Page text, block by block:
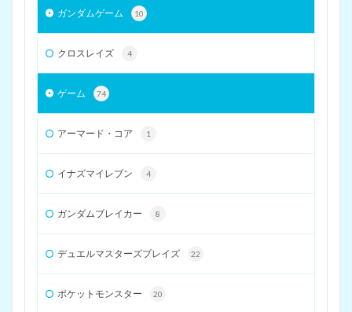
ガンダムゲーム 10
クロスレイズ 4
ゲーム 74
アーマード・コア 1
イナズマイレブン 4
ガンダムブレイカー 8
デュエルマスターズプレイズ 22
ポケットモンスター 20